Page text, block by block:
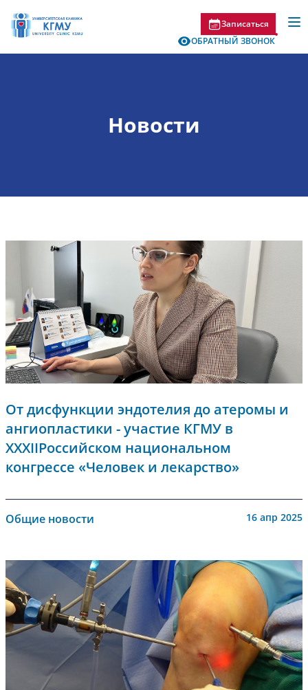
Записаться
ОБРАТНЫЙ ЗВОНОК
Новости
От дисфункции эндотелия до атеромы и
ангиопластики - участие КГМУ в
XXXIIРоссийском национальном
конгрессе «Человек и лекарство»
Общие новости 16 апр 2025